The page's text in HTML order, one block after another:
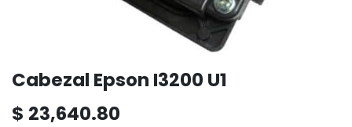
Cabezal Epson I3200 U1
$ 23,640.80